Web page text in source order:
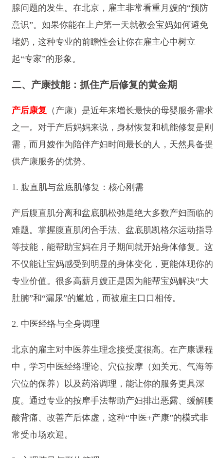
腺问题的发生。在北京，雇主非常看重月嫂的“预防
意识”。如果你能在上户第一天就教会宝妈如何避免
堵奶，这种专业的前瞻性会让你在雇主心中树立
起“专家”的形象。
二、产康技能：抓住产后修复的黄金期
产后康复 （产康）是近年来增长最快的母婴服务需求
之一。对于产后妈妈来说，身材恢复和机能修复是刚
需，而月嫂作为陪伴产妇时间最长的人，天然具备提
供产康服务的优势。
1. 腹直肌与盆底肌修复：核心刚需
产后腹直肌分离和盆底肌松弛是绝大多数产妇面临的
难题。掌握腹直肌闭合手法、盆底肌凯格尔运动指导
等技能，能帮助宝妈在月子期间就开始身体修复。这
不仅能让宝妈感受到明显的身体变化，更能体现你的
专业价值。很多高薪月嫂正是因为能帮宝妈解决“大
肚腩”和“漏尿”的尴尬，而被雇主口口相传。
2. 中医经络与全身调理
北京的雇主对中医养生理念接受度很高。在产康课程
中，学习中医经络理论、穴位按摩（如关元、气海等
穴位的保养）以及药浴调理，能让你的服务更具深
度。通过专业的按摩手法帮助产妇排出恶露、缓解腰
酸背痛、改善产后体虚，这种“中医+产康”的模式非
常受市场欢迎。